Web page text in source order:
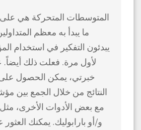
المتوسطات المتحركة هي على
ما يبدأ به معظم
يبدئون التفكير في استخدام
لأول مرة. فعلت ذلك
خبرتي، يمكن الحصول
مع بعض الأدوات الأخرى،
و/أو بارابوليك. يمكنك